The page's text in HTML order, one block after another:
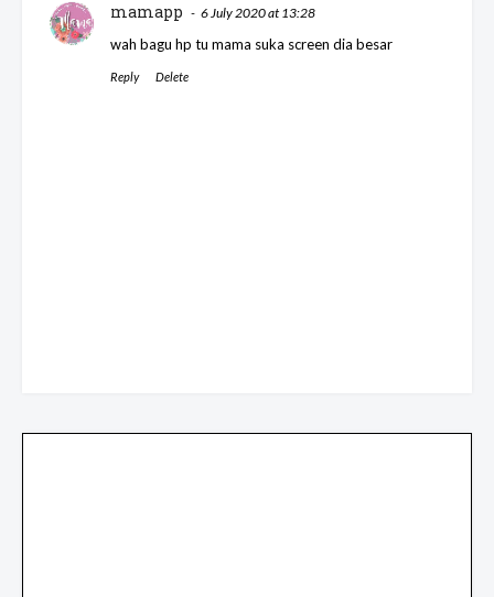
mamapp 6 July 2020 at 13:28
wah bagu hp tu mama suka screen dia besar
Reply Delete